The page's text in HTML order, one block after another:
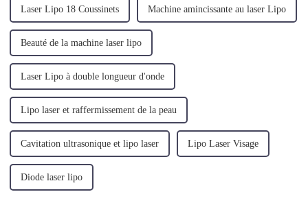
Laser Lipo 18 Coussinets Machine amincissante au laser Lipo
Beauté de la machine laser lipo
Laser Lipo à double longueur d'onde
Lipo laser et raffermissement de la peau
Cavitation ultrasonique et lipo laser Lipo Laser Visage
Diode laser lipo